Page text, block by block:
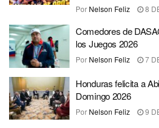
Por Nelson Feliz 8
Comedores de
los Juegos 2026
Por Nelson Feliz 7
Honduras felicita a
Domingo 2026
Por Nelson Feliz 9